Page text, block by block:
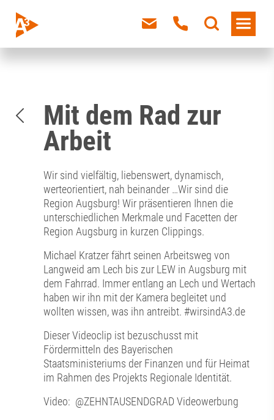
Mit dem Rad zur
Arbeit
Wir sind vielfältig, liebenswert, dynamisch,
werteorientiert, nah beinander …Wir sind die
Region Augsburg! Wir präsentieren Ihnen die
unterschiedlichen Merkmale und Facetten der
Region Augsburg in kurzen Clippings.
Michael Kratzer fährt seinen Arbeitsweg von
Langweid am Lech bis zur LEW in Augsburg mit
dem Fahrrad. Immer entlang an Lech und Wertach
haben wir ihn mit der Kamera begleitet und
wollten wissen, was ihn antreibt. #wirsindA3.de
Dieser Videoclip ist bezuschusst mit
Fördermitteln des Bayerischen
Staatsministeriums der Finanzen und für Heimat
im Rahmen des Projekts Regionale Identität.
Video: @ZEHNTAUSENDGRAD Videowerbung